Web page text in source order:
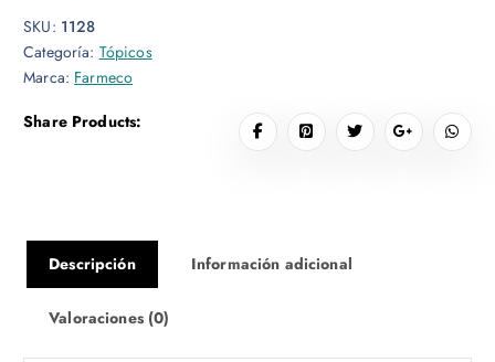
SKU: 1128
Categoría: Tópicos
Marca: Farmeco
Share Products:
Descripción Información adicional
Valoraciones (0)